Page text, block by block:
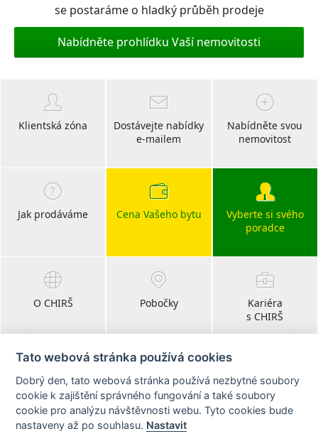
se postaráme o hladký průběh prodeje
Nabídněte prohlídku Vaší nemovitosti
Klientská zóna
Dostávejte nabídky
e-mailem
Nabídněte svou
nemovitost
Jak prodáváme Cena Vašeho bytu
Vyberte si svého
poradce
O CHIRŠ Pobočky
Kariéra
s CHIRŠ
Blog
realitní články
Tato webová stránka používá cookies
Dobrý den, tato webová stránka používá nezbytné soubory
cookie k zajištění správného fungování a také soubory
cookie pro analýzu návštěvnosti webu. Tyto cookies bude
nastaveny až po souhlasu. Nastavit